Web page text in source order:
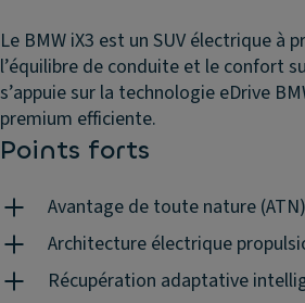
Le BMW iX3 est un SUV électrique à
l’équilibre de conduite et le confort
s’appuie sur la technologie eDrive
premium efficiente.
Points forts
Avantage de toute nature
Architecture électrique
Récupération adaptative